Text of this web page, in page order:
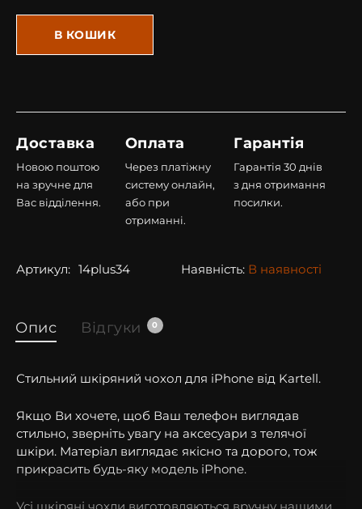
В КОШИК
Доставка
Новою поштою
на зручне для
Вас відділення.
Оплата
Через платіжну
систему онлайн,
або при
отриманні.
Гарантія
Гарантія 30 днів
з дня отримання
посилки.
Артикул: 14plus34 Наявність: В наявності
Опис Відгуки 0
Стильний шкіряний чохол для iPhone від Kartell.
Якщо Ви хочете, щоб Ваш телефон виглядав
стильно, зверніть увагу на аксесуари з телячої
шкіри. Матеріал виглядає якісно та дорого, тож
прикрасить будь-яку модель iPhone.